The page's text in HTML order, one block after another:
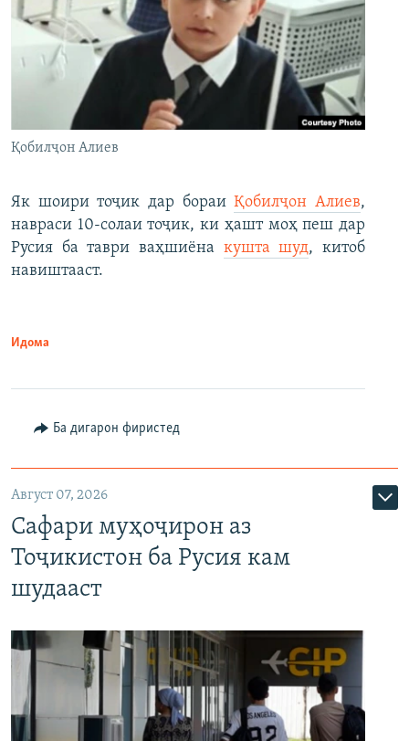
Қобилҷон Алиев
Як шоири тоҷик дар бораиҚобилҷон Алиев,
навраси 10-солаи тоҷик, ки ҳашт моҳ пеш дар
Русия ба таври ваҳшиёна кушта шуд, китоб
навиштааст.
Идома
Ба дигарон фиристед
Август 07, 2026
Сафари муҳоҷирон аз
Тоҷикистон ба Русия кам
шудааст